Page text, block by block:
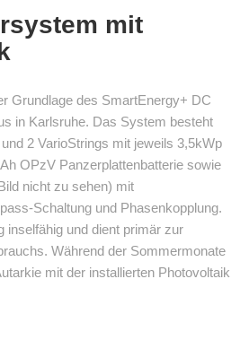
mit
Grundlage des SmartEnergy+ DC
in Karlsruhe. Das System besteht
2 VarioStrings mit jeweils 3,5kWp
OPzV Panzerplattenbatterie sowie
nicht zu sehen) mit
Schaltung und Phasenkopplung.
inselfähig und dient primär zur
Während der Sommermonate
mit der installierten Photovoltaik